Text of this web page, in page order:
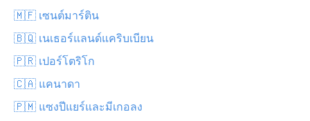
🇲🇫 เซนต์มาร์ติน
🇧🇶 เนเธอร์แลนด์แคริบเบียน
🇵🇷 เปอร์โตริโก
🇨🇦 แคนาดา
🇵🇲 แซงปีแยร์และมีเกอลง